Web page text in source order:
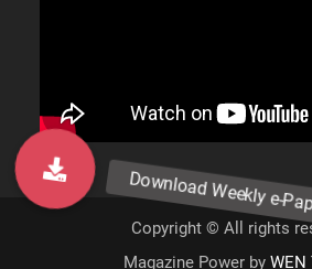
Copyright © All rights
Magazine Power by WEN